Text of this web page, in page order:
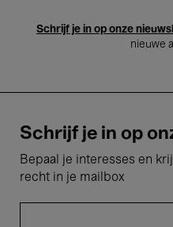
Schrijf je in op onze
nieuwe
Schrijf je in op
Bepaal je interesses en
recht in je mailbox